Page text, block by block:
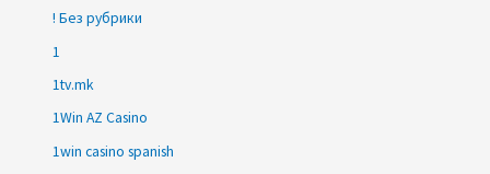
! Без рубрики
1
1tv.mk
1Win AZ Casino
1win casino spanish